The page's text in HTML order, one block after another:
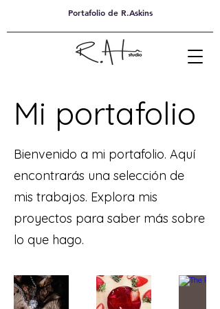
Portafolio de R.Askins
Mi portafolio
Bienvenido a mi portafolio. Aquí
encontrarás una selección de
mis trabajos. Explora mis
proyectos para saber más sobre
lo que hago.